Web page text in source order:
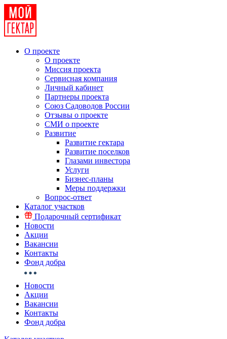
О проекте
О проекте
Миссия проекта
Сервисная компания
Личный кабинет
Партнеры проекта
Союз Садоводов России
Отзывы о проекте
СМИ о проекте
Развитие
Развитие гектара
Развитие поселков
Глазами инвестора
Услуги
Бизнес-планы
Меры поддержки
Вопрос-ответ
Каталог участков
Подарочный сертификат
Новости
Акции
Вакансии
Контакты
Фонд добра
Новости
Акции
Вакансии
Контакты
Фонд добра